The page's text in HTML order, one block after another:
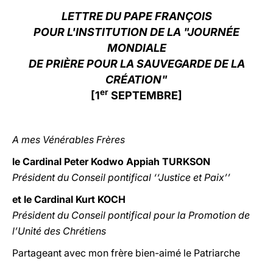
中文
LETTRE DU PAPE FRANÇOIS
POUR L'INSTITUTION DE LA "JOURNÉE
MONDIALE
DE PRIÈRE POUR LA SAUVEGARDE DE LA
CRÉATION"
[1er SEPTEMBRE]
A mes Vénérables Frères
le Cardinal Peter Kodwo Appiah TURKSON
Président du Conseil pontifical ‘‘Justice et Paix’’
et le Cardinal Kurt KOCH
Président du Conseil pontifical pour la Promotion de
l’Unité des Chrétiens
Partageant avec mon frère bien-aimé le Patriarche